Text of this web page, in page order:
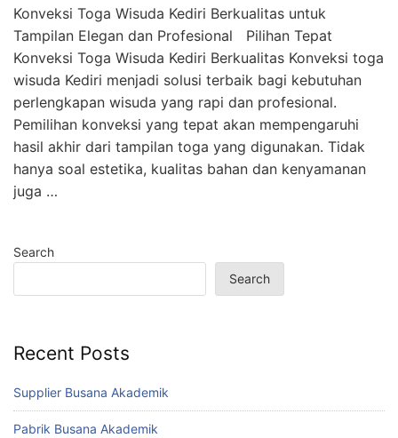
Konveksi Toga Wisuda Kediri Berkualitas untuk
Tampilan Elegan dan Profesional Pilihan Tepat
Konveksi Toga Wisuda Kediri Berkualitas Konveksi toga
wisuda Kediri menjadi solusi terbaik bagi kebutuhan
perlengkapan wisuda yang rapi dan profesional.
Pemilihan konveksi yang tepat akan mempengaruhi
hasil akhir dari tampilan toga yang digunakan. Tidak
hanya soal estetika, kualitas bahan dan kenyamanan
juga …
Search
Search
Recent Posts
Supplier Busana Akademik
Pabrik Busana Akademik